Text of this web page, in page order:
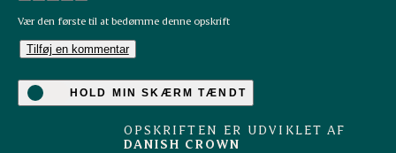
Vær den første til at bedømme denne opskrift
Tilføj en kommentar
HOLD MIN SKÆRM TÆNDT
OPSKRIFTEN ER UDVIKLET AF
DANISH CROWN